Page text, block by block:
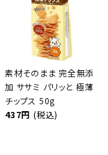
素材そのまま 完全無添
加 ササミ パリッと 極薄
チップス 50g
437円 (税込)